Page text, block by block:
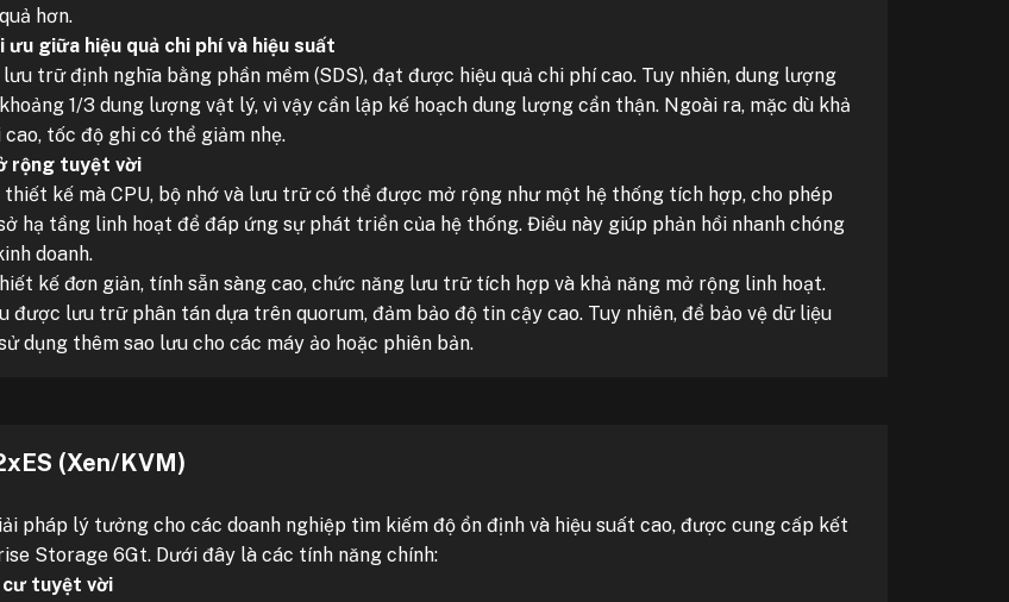
hơn.
ưu giữa hiệu quả chi phí và hiệu suất
lưu trữ định nghĩa bằng phần mềm (SDS), đạt được hiệu quả chi phí cao. Tuy nhiên, dung lượng
1/3 dung lượng vật lý, vì vậy cần lập kế hoạch dung lượng cẩn thận. Ngoài ra, mặc dù khả
cao, tốc độ ghi có thể giảm nhẹ.
rộng tuyệt vời
thiết kế mà CPU, bộ nhớ và lưu trữ có thể được mở rộng như một hệ thống tích hợp, cho phép
hạ tầng linh hoạt để đáp ứng sự phát triển của hệ thống. Điều này giúp phản hồi nhanh chóng
doanh.
kế đơn giản, tính sẵn sàng cao, chức năng lưu trữ tích hợp và khả năng mở rộng linh hoạt.
được lưu trữ phân tán dựa trên quorum, đảm bảo độ tin cậy cao. Tuy nhiên, để bảo vệ dữ liệu
dụng thêm sao lưu cho các máy ảo hoặc phiên bản.
(Xen/KVM)
pháp lý tưởng cho các doanh nghiệp tìm kiếm độ ổn định và hiệu suất cao, được cung cấp kết
Storage 6Gt. Dưới đây là các tính năng chính:
cư tuyệt vời